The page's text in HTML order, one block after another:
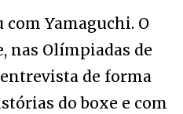
Yamaguchi. O
nas Olímpiadas de
entrevista de forma
do boxe e com